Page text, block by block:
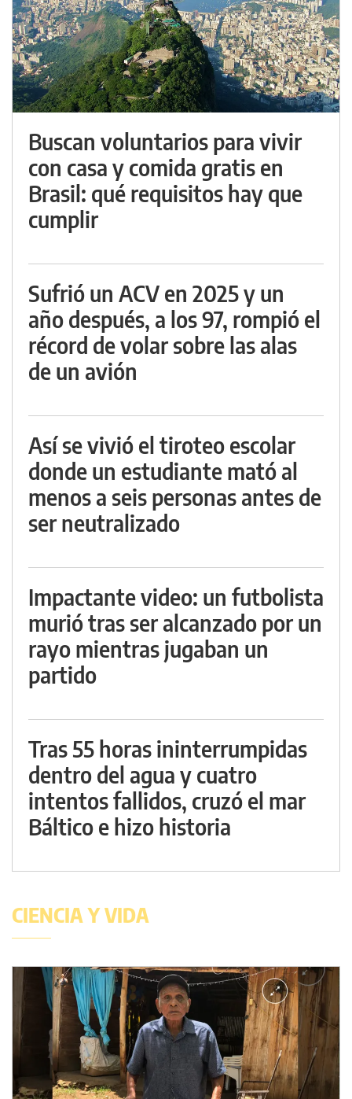
Buscan voluntarios para vivir
con casa y comida gratis en
Brasil: qué requisitos hay que
cumplir
Sufrió un ACV en 2025 y un
año después, a los 97, rompió el
récord de volar sobre las alas
de un avión
Así se vivió el tiroteo escolar
donde un estudiante mató al
menos a seis personas antes de
ser neutralizado
Impactante video: un futbolista
murió tras ser alcanzado por un
rayo mientras jugaban un
partido
Tras 55 horas ininterrumpidas
dentro del agua y cuatro
intentos fallidos, cruzó el mar
Báltico e hizo historia
CIENCIA Y VIDA